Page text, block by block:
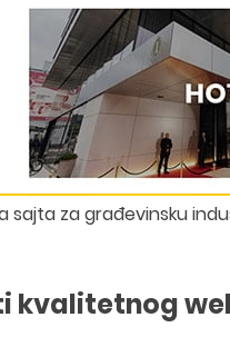
sajta za građevinsku
kvalitetnog